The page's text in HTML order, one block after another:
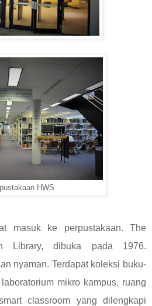
HWS
masuk ke perpustakaan. The
Library, dibuka pada 1976.
nyaman. Terdapat koleksi buku-
mikro kampus, ruang
classroom yang dilengkapi